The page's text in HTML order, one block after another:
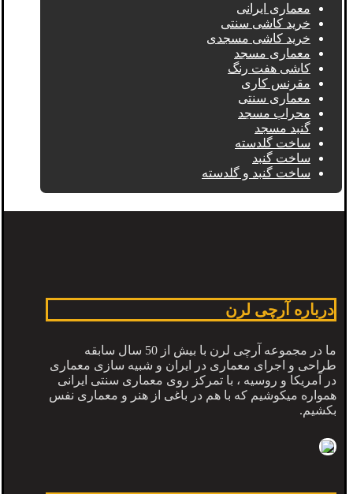
معماری ایرانی
خرید کاشی سنتی
خرید کاشی مسجدی
معماری مسجد
کاشی هفت رنگ
مقرنس کاری
معماری سنتی
محراب مسجد
گنبد مسجد
ساخت گلدسته
ساخت گنبد
ساخت گنبد و گلدسته
درباره آرچی لرن
ما در مجموعه آرچی لرن با بیش از 50 سال سابقه
طراحی و اجرای معماری در ایران و شبیه سازی معماری
در آمریکا و روسیه ، با تمرکز روی معماری سنتی ایرانی
همواره میکوشیم که با هم در باغی از هنر و معماری نفس
بکشیم.